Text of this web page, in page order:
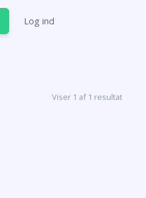
Log ind
Viser 1 af 1 resultat